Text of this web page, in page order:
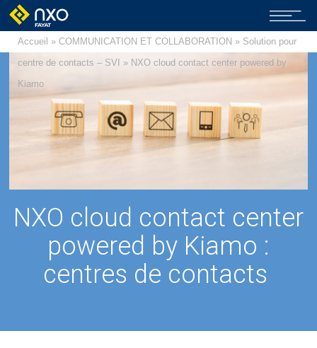
Accueil »COMMUNICATION ET COLLABORATION » Solution pour
centre de contacts – SVI » NXO cloud contact center powered by
Kiamo
NXO cloud contact center
powered by Kiamo :
centres de contacts